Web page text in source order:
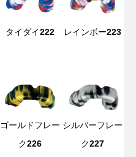
タイダイ222 レインボー223
ゴールドフレー
ク226
シルバーフレー
ク227